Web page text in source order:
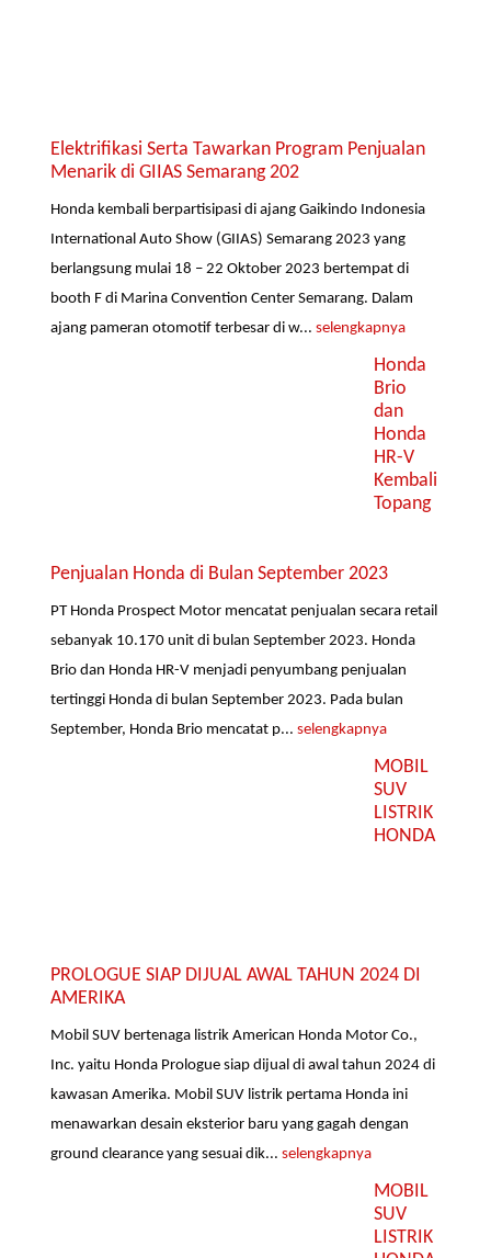
Elektrifikasi Serta Tawarkan Program Penjualan
Menarik di GIIAS Semarang 202
Honda kembali berpartisipasi di ajang Gaikindo Indonesia
International Auto Show (GIIAS) Semarang 2023 yang
berlangsung mulai 18 – 22 Oktober 2023 bertempat di
booth F di Marina Convention Center Semarang. Dalam
ajang pameran otomotif terbesar di w...selengkapnya
Honda
Brio
dan
Honda
HR-V
Kembali
Topang
Penjualan Honda di Bulan September 2023
PT Honda Prospect Motor mencatat penjualan secara retail
sebanyak 10.170 unit di bulan September 2023. Honda
Brio dan Honda HR-V menjadi penyumbang penjualan
tertinggi Honda di bulan September 2023. Pada bulan
September, Honda Brio mencatat p...selengkapnya
MOBIL
SUV
LISTRIK
HONDA
PROLOGUE SIAP DIJUAL AWAL TAHUN 2024 DI
AMERIKA
Mobil SUV bertenaga listrik American Honda Motor Co.,
Inc. yaitu Honda Prologue siap dijual di awal tahun 2024 di
kawasan Amerika. Mobil SUV listrik pertama Honda ini
menawarkan desain eksterior baru yang gagah dengan
ground clearance yang sesuai dik...selengkapnya
MOBIL
SUV
LISTRIK